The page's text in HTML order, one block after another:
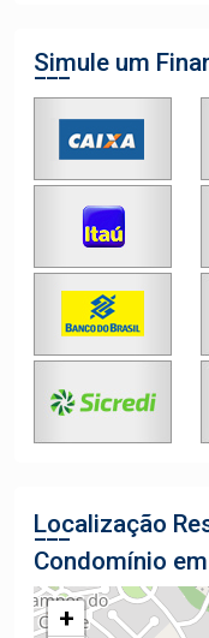
Simule um
Localização
Condomínio
+